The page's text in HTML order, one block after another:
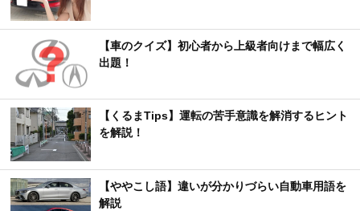
【車のクイズ】初心者から上級者向けまで幅広く
出題！
【くるまTips】運転の苦手意識を解消するヒント
を解説！
【ややこし語】違いが分かりづらい自動車用語を
解説